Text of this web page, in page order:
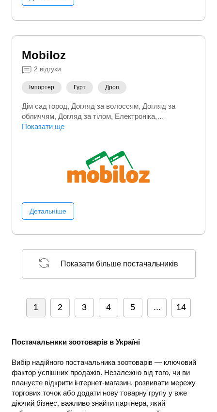
Mobiloz
2 відгуки
Імпортер Гурт Дроп
Дім сад город Догляд за волоссям Догляд за
обличчям Догляд за тілом Електроніка
Зоотовари Краса та здоровʼя
Показати ще
Детальніше
Показати більше постачальників
1 2 3 4 5 ... 14
Постачальники зоотоварів в Україні
Вибір надійного постачальника зоотоварів — ключовий
фактор успішних продажів. Незалежно від того, чи ви
плануєте відкрити інтернет-магазин, розвивати мережу
торгових точок або додати нову товарну групу у вже
діючий бізнес, важливо знайти партнера, який